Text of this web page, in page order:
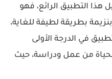
التطبيق الرائع، فهو
بطريقة لطيفة للغاية،
في الدرجة الأولى
من عمل ودراسة، حيث